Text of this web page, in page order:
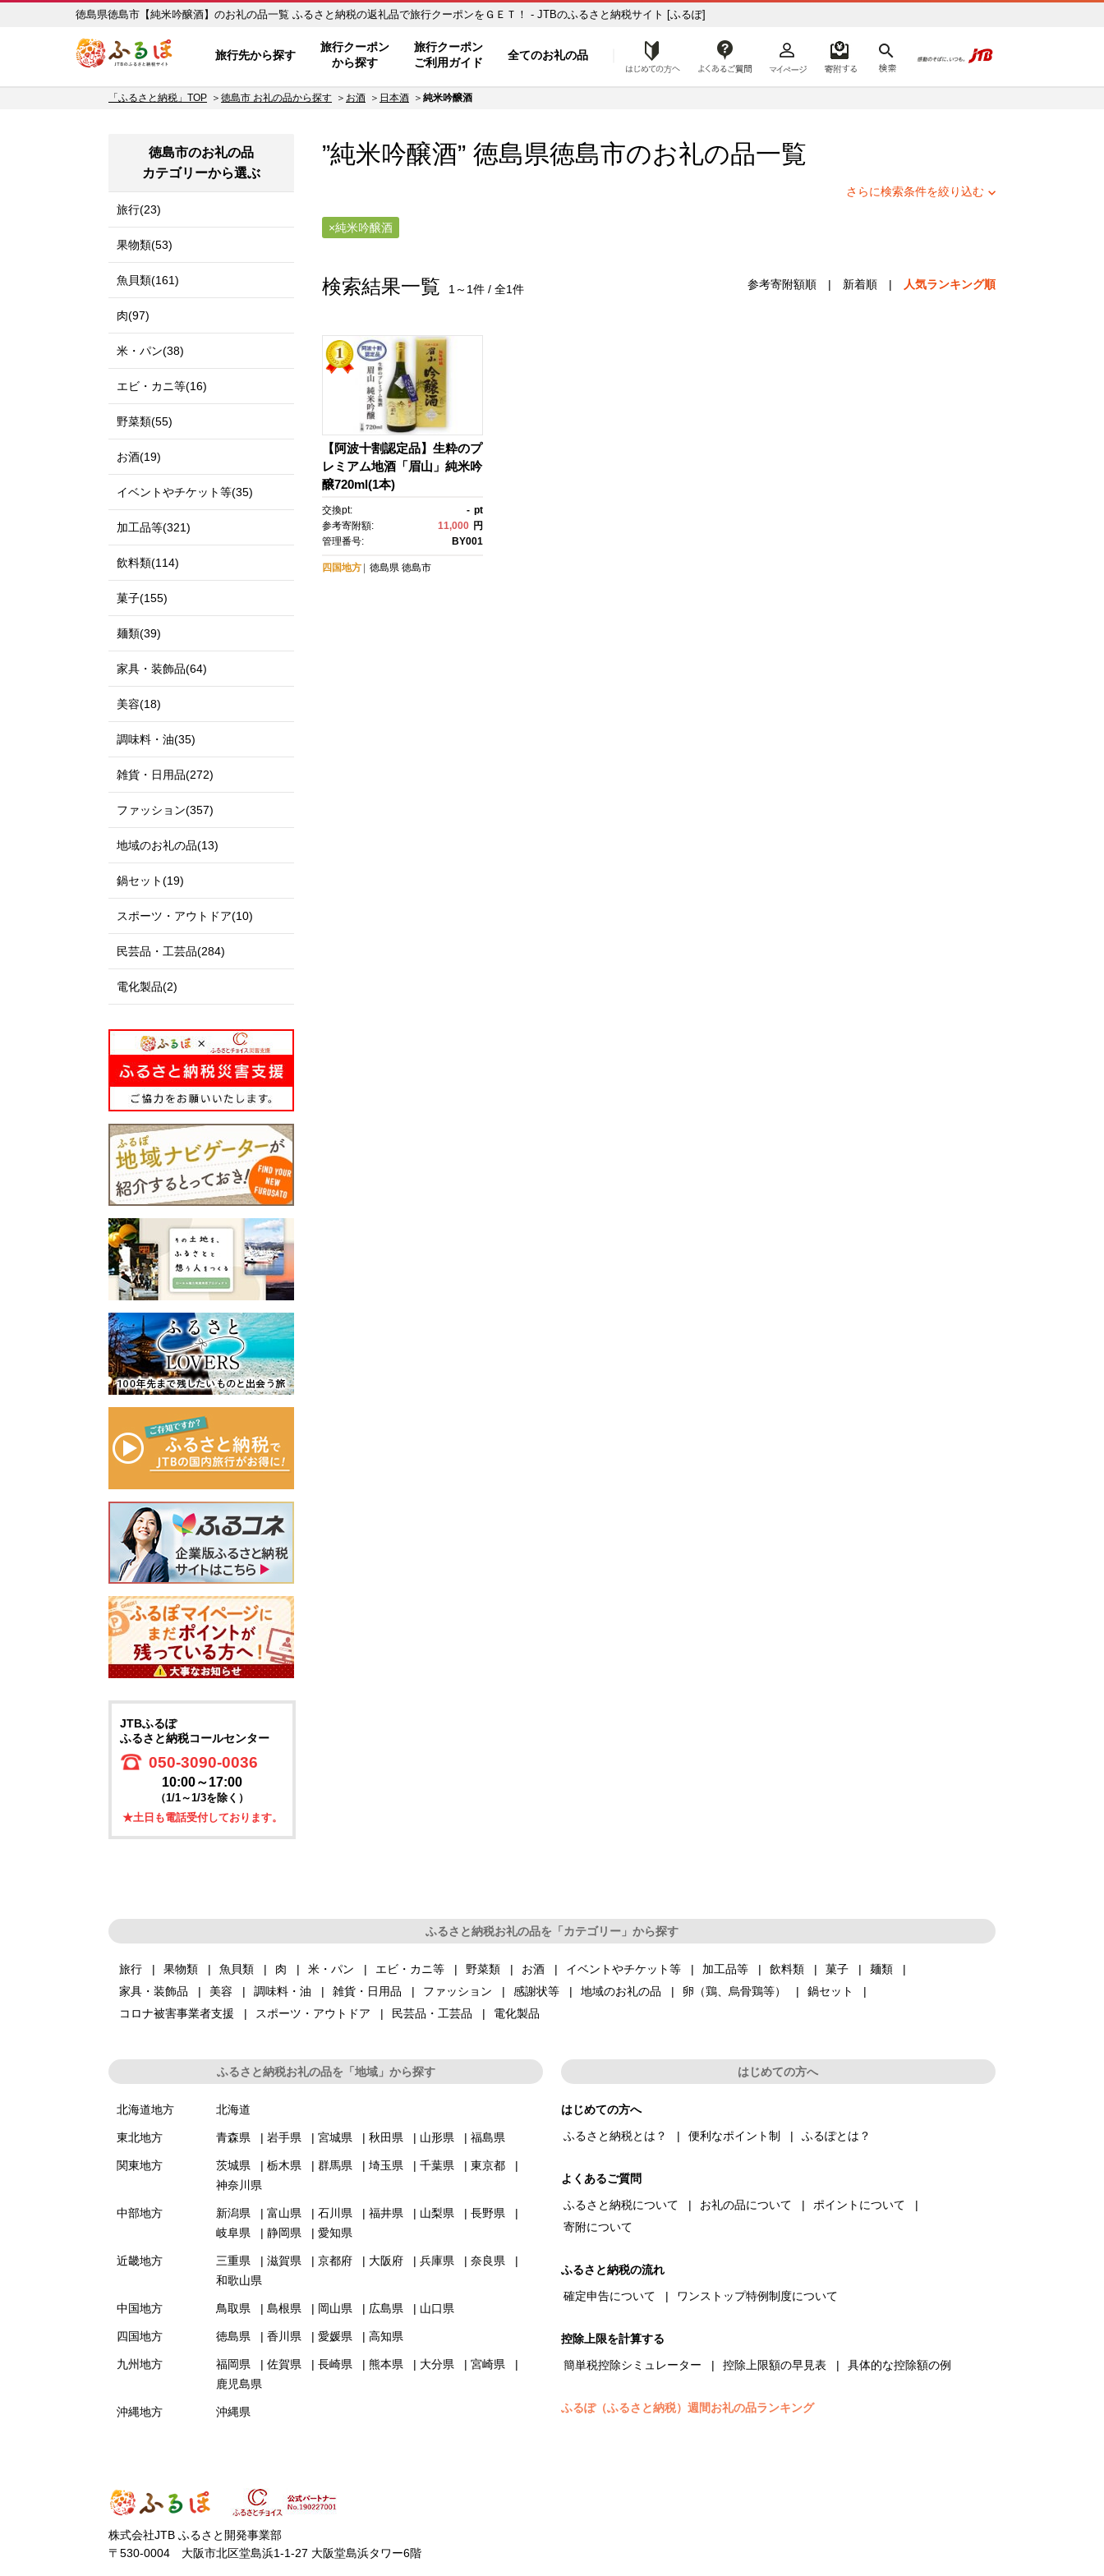
徳島県徳島市【純米吟醸酒】のお礼の品一覧 ふるさと納税の返礼品で旅行クーポンをＧＥＴ！ - JTBのふるさと納税サイト [ふるぽ]
旅行先から探す
旅行クーポン
から探す
旅行クーポン
ご利用ガイド
全てのお礼の品 はじめての方へ
「ふるさと納税」TOP 徳島市 お礼の品から探す お酒 日本酒 純米吟醸酒
”純米吟醸酒” 徳島県徳島市のお礼の品一覧
さらに検索条件を絞り込む
純米吟醸酒
検索結果一覧 1～1件 / 全1件 参考寄附額順 | 新着順 | 人気ランキング順
【阿波十割認定品】生粋のプ
レミアム地酒「眉山」純米吟
醸720ml(1本)
交換pt: - pt
参考寄附額:
11,000 円
管理番号:
BY001
四国地方 徳島県 徳島市
徳島市のお礼の品
カテゴリーから選ぶ
旅行(23)
果物類(53)
魚貝類(161)
肉(97)
米・パン(38)
エビ・カニ等(16)
野菜類(55)
お酒(19)
イベントやチケット等(35)
加工品等(321)
飲料類(114)
菓子(155)
麺類(39)
家具・装飾品(64)
美容(18)
調味料・油(35)
雑貨・日用品(272)
ファッション(357)
地域のお礼の品(13)
鍋セット(19)
スポーツ・アウトドア(10)
民芸品・工芸品(284)
電化製品(2)
JTBふるぽ
ふるさと納税コールセンター
050-3090-0036
10:00～17:00
（1/1～1/3を除く）
★土日も電話受付しております。
ふるさと納税お礼の品を「カテゴリー」から探す
旅行 果物類 魚貝類 肉 米・パン エビ・カニ等 野菜類 お酒 イベントやチケット等 加工品等 飲料類 菓子
麺類
家具・装飾品
美容 調味料・油 雑貨・日用品 ファッション 感謝状等 地域のお礼の品 卵（鶏、烏骨鶏等）
鍋セット
コロナ被害事業者支援
スポーツ・アウトドア 民芸品・工芸品 電化製品
ふるさと納税お礼の品を「地域」から探す
北海道地方 北海道
東北地方 青森県 岩手県 宮城県 秋田県 山形県 福島県
関東地方 茨城県 栃木県 群馬県 埼玉県 千葉県
東京都
神奈川県
中部地方 新潟県 富山県 石川県 福井県 山梨県
長野県
岐阜県
静岡県 愛知県
近畿地方 三重県 滋賀県 京都府 大阪府 兵庫県
奈良県
和歌山県
中国地方 鳥取県 島根県 岡山県 広島県 山口県
四国地方 徳島県 香川県 愛媛県 高知県
九州地方 福岡県 佐賀県 長崎県 熊本県 大分県
宮崎県
鹿児島県
沖縄地方 沖縄県
はじめての方へ
はじめての方へ
ふるさと納税とは？
便利なポイント制 ふるぽとは？
よくあるご質問
ふるさと納税について
お礼の品について
ポイントについて
寄附について
ふるさと納税の流れ
確定申告について
ワンストップ特例制度について
控除上限を計算する
簡単税控除シミュレーター
控除上限額の早見表 具体的な控除額の例
ふるぽ（ふるさと納税）週間お礼の品ランキング
株式会社JTB ふるさと開発事業部
〒530-0004 大阪市北区堂島浜1-1-27 大阪堂島浜タワー6階